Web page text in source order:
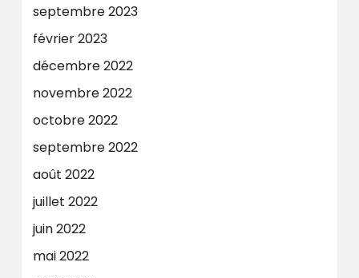
septembre 2023
février 2023
décembre 2022
novembre 2022
octobre 2022
septembre 2022
août 2022
juillet 2022
juin 2022
mai 2022